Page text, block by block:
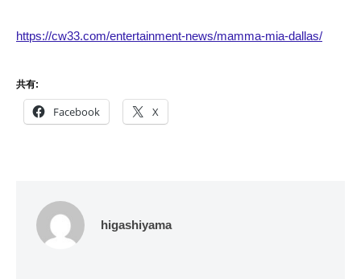
https://cw33.com/entertainment-news/mamma-mia-dallas/
共有:
Facebook X
higashiyama